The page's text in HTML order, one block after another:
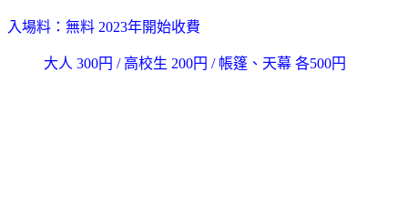
入場料：無料 2023年開始收費
大人 300円 / 高校生 200円 / 帳篷、天幕 各500円